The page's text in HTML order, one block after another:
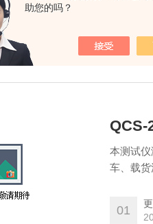
助您的吗？
QCS-
本测试
车、载货
01